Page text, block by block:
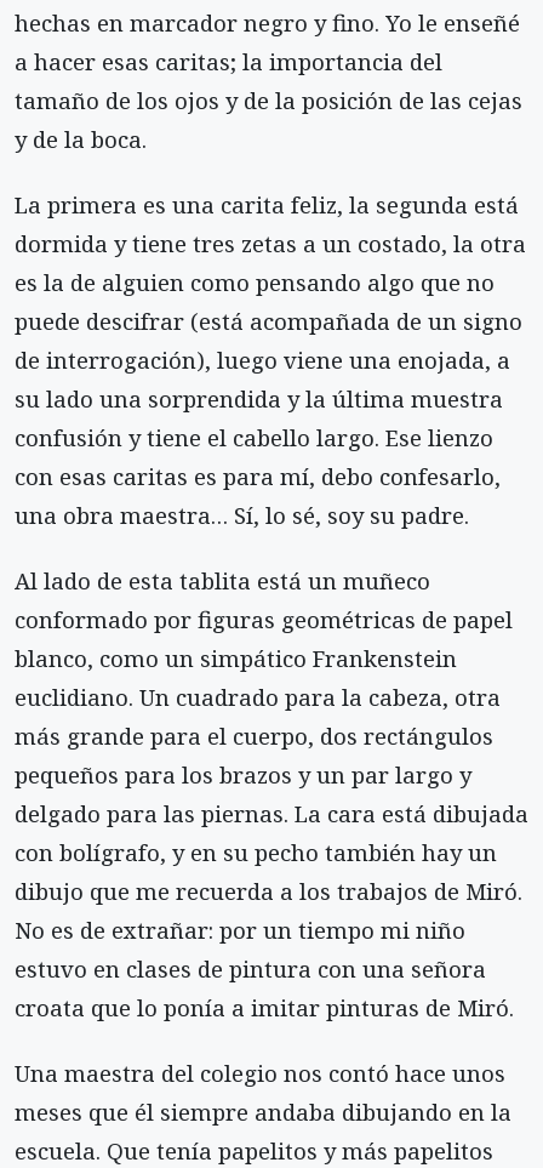
hechas en marcador negro y fino. Yo le enseñé
a hacer esas caritas; la importancia del
tamaño de los ojos y de la posición de las cejas
y de la boca.
La primera es una carita feliz, la segunda está
dormida y tiene tres zetas a un costado, la otra
es la de alguien como pensando algo que no
puede descifrar (está acompañada de un signo
de interrogación), luego viene una enojada, a
su lado una sorprendida y la última muestra
confusión y tiene el cabello largo. Ese lienzo
con esas caritas es para mí, debo confesarlo,
una obra maestra… Sí, lo sé, soy su padre.
Al lado de esta tablita está un muñeco
conformado por figuras geométricas de papel
blanco, como un simpático Frankenstein
euclidiano. Un cuadrado para la cabeza, otra
más grande para el cuerpo, dos rectángulos
pequeños para los brazos y un par largo y
delgado para las piernas. La cara está dibujada
con bolígrafo, y en su pecho también hay un
dibujo que me recuerda a los trabajos de Miró.
No es de extrañar: por un tiempo mi niño
estuvo en clases de pintura con una señora
croata que lo ponía a imitar pinturas de Miró.
Una maestra del colegio nos contó hace unos
meses que él siempre andaba dibujando en la
escuela. Que tenía papelitos y más papelitos